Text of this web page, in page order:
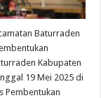
Baturraden
Kabupaten
19 Mei 2025 di
Pembentukan